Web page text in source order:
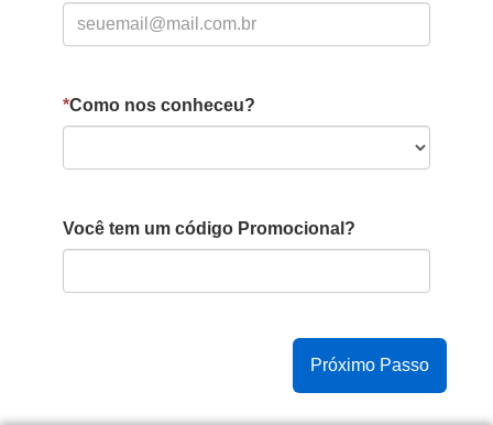
*Como nos conheceu?
Você tem um código Promocional?